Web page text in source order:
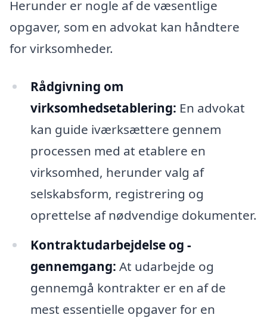
Herunder er nogle af de væsentlige
opgaver, som en advokat kan håndtere
for virksomheder.
Rådgivning om
virksomhedsetablering: En advokat
kan guide iværksættere gennem
processen med at etablere en
virksomhed, herunder valg af
selskabsform, registrering og
oprettelse af nødvendige dokumenter.
Kontraktudarbejdelse og -
gennemgang: At udarbejde og
gennemgå kontrakter er en af de
mest essentielle opgaver for en